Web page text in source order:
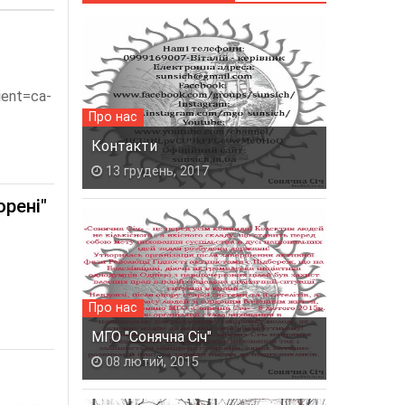
Про нас
Контакти
13 грудень, 2017
Про нас
МГО "Сонячна Січ"
08 лютий, 2015